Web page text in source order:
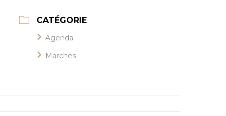
CATÉGORIE
Agenda
Marchés